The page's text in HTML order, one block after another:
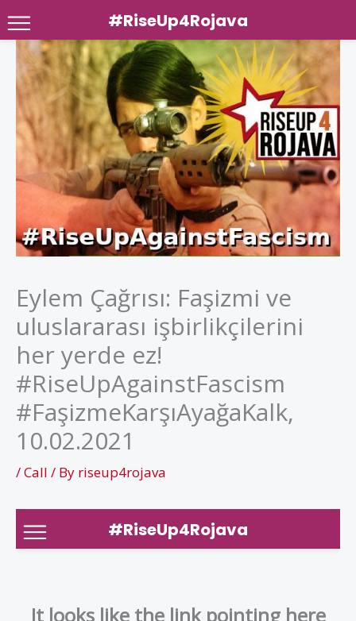
Skip
content
Eylem Çağrısı: Faşizmi ve
uluslararası işbirlikçilerini
her yerde ez!
#RiseUpAgainstFascism
#FaşizmeKarşıAyağaKalk,
10.02.2021
/Call / By riseup4rojava
#RiseUp4Rojava